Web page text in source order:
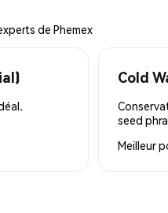
de Phemex
Cold
seed
Meilleur